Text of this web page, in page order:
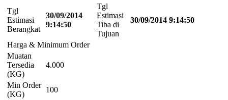
Tgl
Estimasi
Berangkat
30/09/2014
9:14:50
Tgl
Estimasi
Tiba di
Tujuan
30/09/2014 9:14:50
Harga & Minimum Order
Muatan
Tersedia
(KG)
4.000
Min Order
(KG)
100